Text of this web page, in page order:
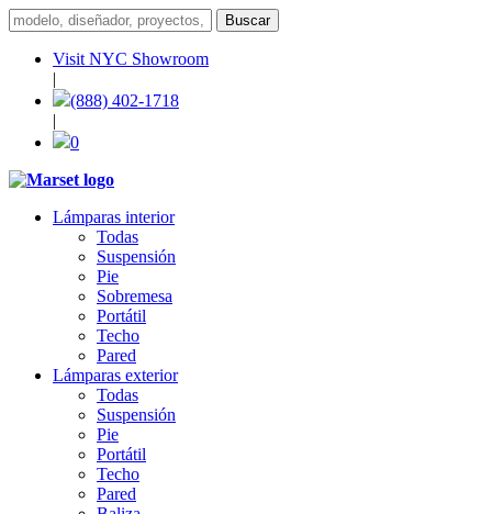
Visit NYC Showroom
|
(888) 402-1718
|
0
Lámparas interior
Todas
Suspensión
Pie
Sobremesa
Portátil
Techo
Pared
Lámparas exterior
Todas
Suspensión
Pie
Portátil
Techo
Pared